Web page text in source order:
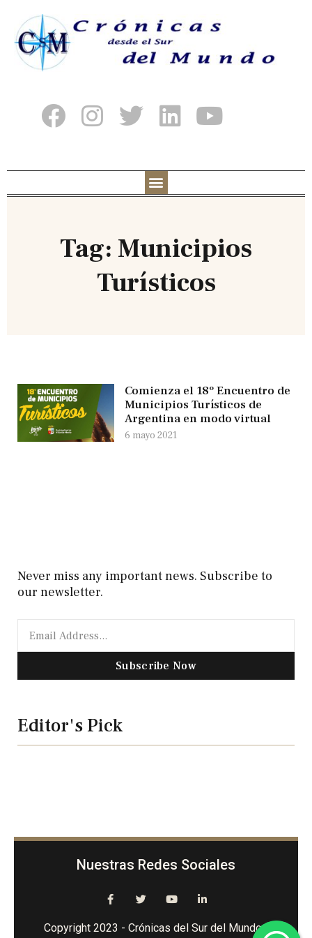
Tag: Municipios
Turísticos
Comienza el 18º Encuentro de
Municipios Turísticos de
Argentina en modo virtual
6 mayo 2021
Never miss any important news. Subscribe to
our newsletter.
Subscribe Now
Editor's Pick
Nuestras Redes Sociales
Copyright 2023 - Crónicas del Sur del Mundo -